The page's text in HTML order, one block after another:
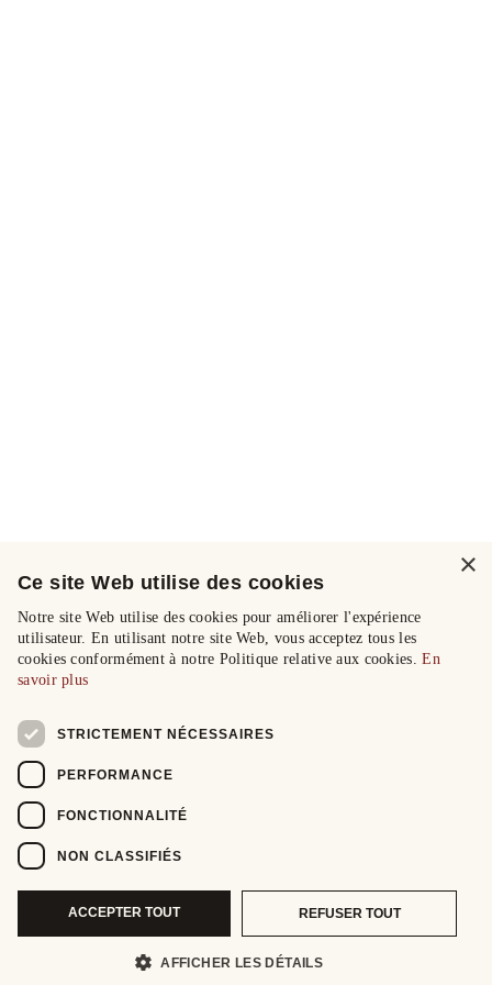
×
Ce site Web utilise des cookies
Notre site Web utilise des cookies pour améliorer l'expérience
utilisateur. En utilisant notre site Web, vous acceptez tous les
cookies conformément à notre Politique relative aux cookies.En
savoir plus
STRICTEMENT NÉCESSAIRES
PERFORMANCE
FONCTIONNALITÉ
NON CLASSIFIÉS
ACCEPTER TOUT REFUSER TOUT
AFFICHER LES DÉTAILS